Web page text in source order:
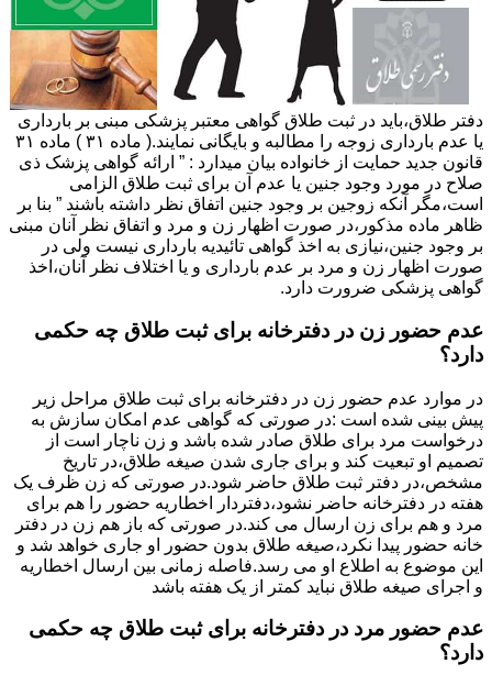
دفتر طلاق،باید در ثبت طلاق گواهی معتبر پزشکی مبنی بر بارداری
یا عدم بارداری زوجه را مطالبه و بایگانی نمایند.( ماده ۳۱ ) ماده ۳۱
قانون جدید حمایت از خانواده بیان میدارد : ” ارائه گواهی پزشک ذی
صلاح در مورد وجود جنین یا عدم آن برای ثبت طلاق الزامی
است،مگر آنکه زوجین بر وجود جنین اتفاق نظر داشته باشند ” بنا بر
ظاهر ماده مذکور،در صورت اظهار زن و مرد و اتفاق نظر آنان مبنی
بر وجود جنین،نیازی به اخذ گواهی تائیدیه بارداری نیست ولی در
صورت اظهار زن و مرد بر عدم بارداری و یا اختلاف نظر آنان،اخذ
گواهی پزشکی ضرورت دارد.
عدم حضور زن در دفترخانه برای ثبت طلاق چه حکمی
دارد؟
در موارد عدم حضور زن در دفترخانه برای ثبت طلاق مراحل زیر
پیش بینی شده است :در صورتی که گواهی عدم امکان سازش به
درخواست مرد برای طلاق صادر شده باشد و زن ناچار است از
تصمیم او تبعیت کند و برای جاری شدن صیغه طلاق،در تاریخ
مشخص،در دفتر ثبت طلاق حاضر شود.در صورتی که زن ظرف یک
هفته در دفترخانه حاضر نشود،دفتردار اخطاریه حضور را هم برای
مرد و هم برای زن ارسال می کند.در صورتی که باز هم زن در دفتر
خانه حضور پیدا نکرد،صیغه طلاق بدون حضور او جاری خواهد شد و
این موضوع به اطلاع او می رسد.فاصله زمانی بین ارسال اخطاریه
و اجرای صیغه طلاق نباید کمتر از یک هفته باشد
عدم حضور مرد در دفترخانه برای ثبت طلاق چه حکمی
دارد؟